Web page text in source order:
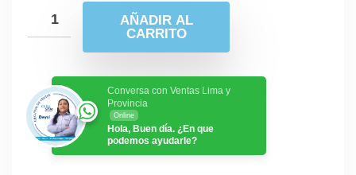
AÑADIR AL
CARRITO
Conversa con Ventas Lima y
Provincia
Online
Hola, Buen día. ¿En que
podemos ayudarle?